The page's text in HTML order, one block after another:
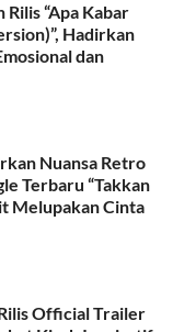
“Apa Kabar
Hadirkan
dan
Nuansa Retro
Terbaru “Takkan
Melupakan Cinta
Official Trailer